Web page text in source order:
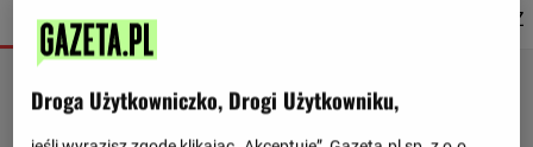
SZCZEGÓŁY TERMINARZ
Droga Użytkowniczko, Drogi Użytkowniku,